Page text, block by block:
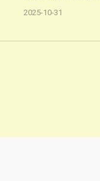
2025-10-31